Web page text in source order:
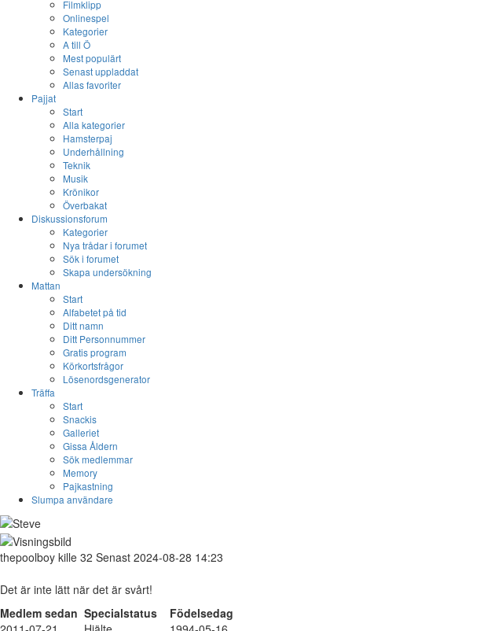
Filmklipp
Onlinespel
Kategorier
A till Ö
Mest populärt
Senast uppladdat
Allas favoriter
Pajjat
Start
Alla kategorier
Hamsterpaj
Underhållning
Teknik
Musik
Krönikor
Överbakat
Diskussionsforum
Kategorier
Nya trådar i forumet
Sök i forumet
Skapa undersökning
Mattan
Start
Alfabetet på tid
Ditt namn
Ditt Personnummer
Gratis program
Körkortsfrågor
Lösenordsgenerator
Träffa
Start
Snackis
Galleriet
Gissa Åldern
Sök medlemmar
Memory
Pajkastning
Slumpa användare
thepoolboy kille 32 Senast 2024-08-28 14:23
Det är inte lätt när det är svårt!
Medlem sedan Specialstatus
Födelsedag